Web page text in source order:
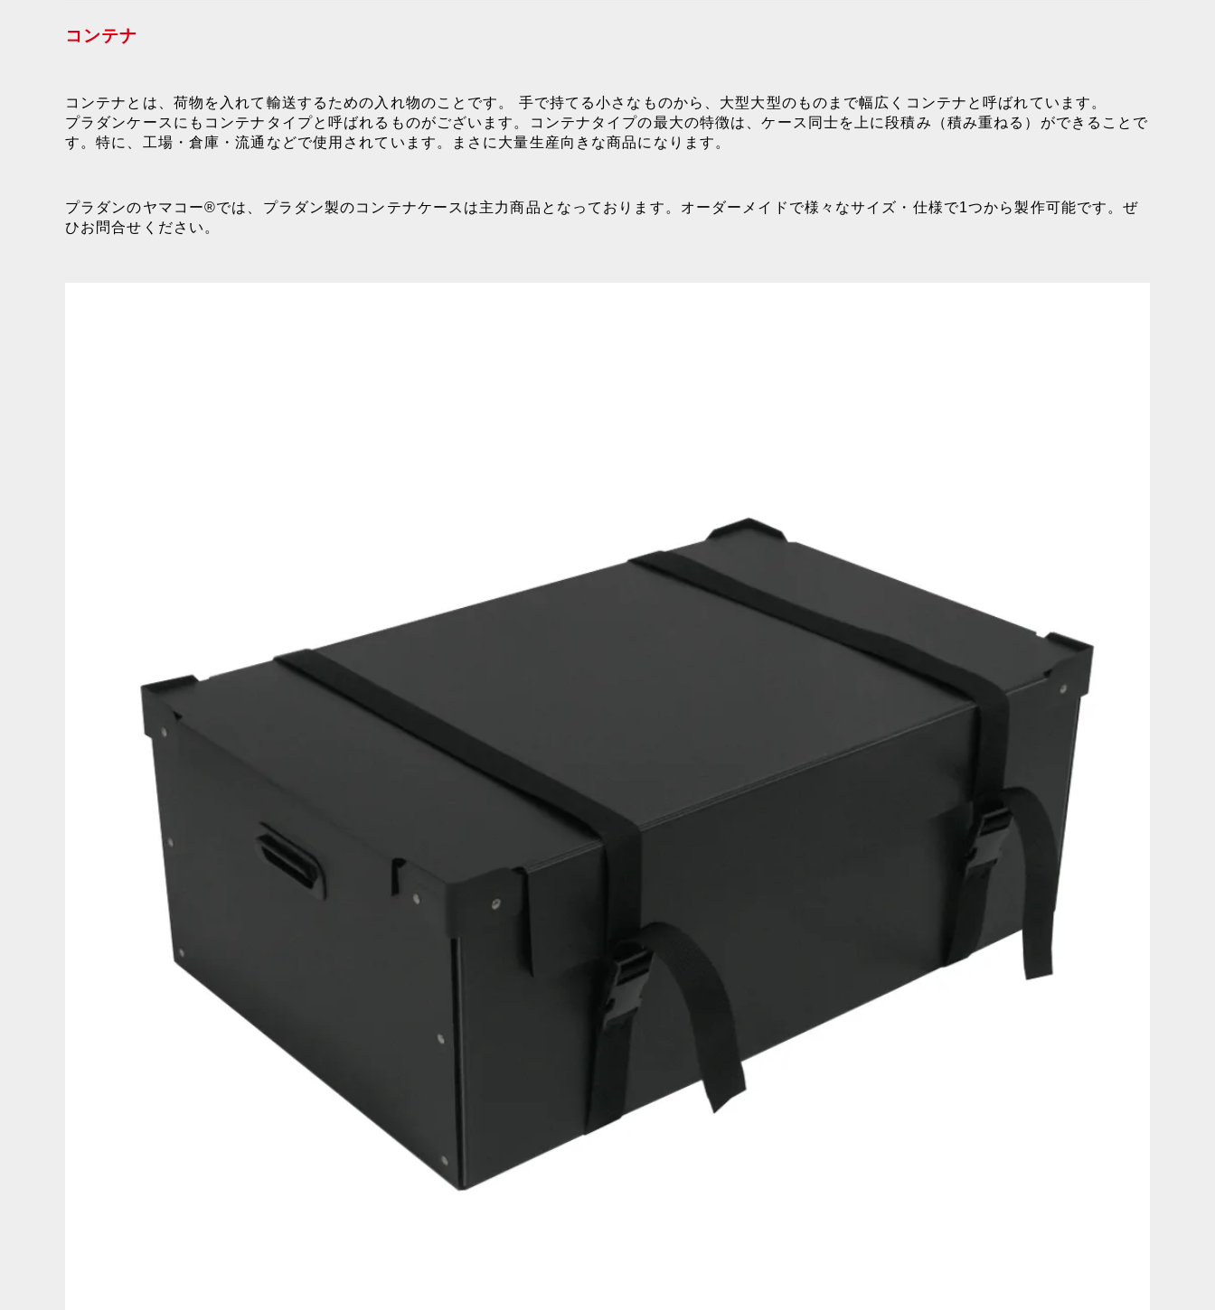
コンテナ
コンテナとは、荷物を入れて輸送するための入れ物のことです。 手で持てる小さなものから、大型大型のものまで幅広くコンテナと呼ばれています。
プラダンケースにもコンテナタイプと呼ばれるものがございます。コンテナタイプの最大の特徴は、ケース同士を上に段積み（積み重ねる）ができることで
す。特に、工場・倉庫・流通などで使用されています。まさに大量生産向きな商品になります。
プラダンのヤマコー®では、プラダン製のコンテナケースは主力商品となっております。オーダーメイドで様々なサイズ・仕様で1つから製作可能です。ぜ
ひお問合せください。